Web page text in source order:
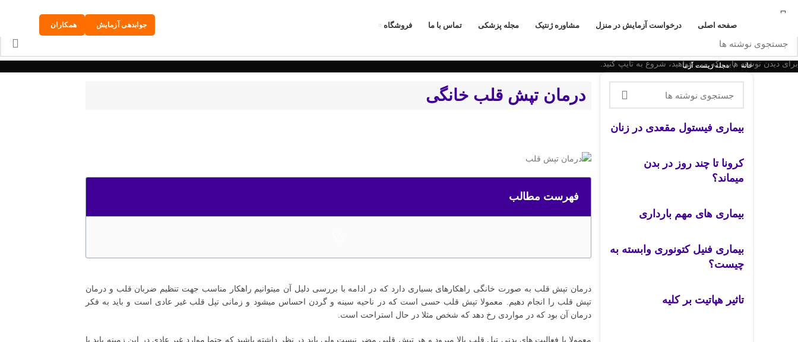
صفحه اصلی درخواست آزمایش در منزل مشاوره ژنتیک مجله پزشکی تماس با ما فروشگاه جوابدهی آزمایش همکاران
خانه مجله زیست آزما
بیماری فیستول مقعدی در زنان
کرونا تا چند روز در بدن
میماند؟
بیماری های مهم بارداری
بیماری فنیل کتونوری وابسته به
چیست؟
تاثیر هپاتیت بر کلیه
درمان تپش قلب خانگی
فهرست مطالب
درمان تپش قلب به صورت خانگی راهکارهای بسیاری دارد که در ادامه با بررسی دلیل آن میتوانیم راهکار مناسب جهت تنظیم ضربان قلب و درمان
تپش قلب را انجام دهیم. معمولا تپش قلب حسی است که در ناحیه سینه و گردن احساس میشود و زمانی تپل قلب غیر عادی است و باید به فکر
درمان آن بود که در مواردی رخ دهد که شخص مثلا در حال استراحت است.
معمولا با فعالیت های بدنی تپل قلب بالا میرود و هر تپش قلبی مضر نیست ولی باید در نظر داشته باشید که حتما موارد غیر عادی در این زمینه باید با
برای دیدن نوشته هایی که می خواهید، شروع به تایپ کنید.